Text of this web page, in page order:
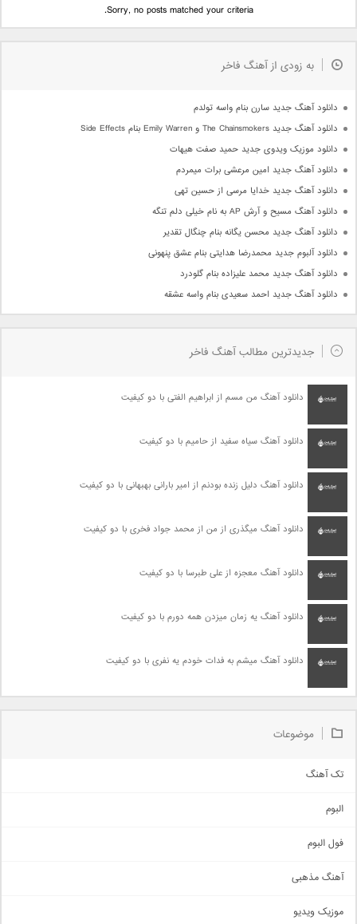
Sorry, no posts matched your criteria.
به زودی از آهنگ فاخر
دانلود آهنگ جدید سارن بنام واسه تولدم
دانلود آهنگ جدید The Chainsmokers و Emily Warren بنام Side Effects
دانلود موزیک ویدوی جدید حمید صفت هیهات
دانلود آهنگ جدید امین مرعشی برات میمردم
دانلود آهنگ جدید خدایا مرسی از حسین تهی
دانلود آهنگ مسیح و آرش AP به نام خیلی دلم تنگه
دانلود آهنگ جدید محسن یگانه بنام چنگال تقدیر
دانلود آلبوم جدید محمدرضا هدایتی بنام عشق پنهونی
دانلود آهنگ جدید محمد علیزاده بنام گلودرد
دانلود آهنگ جدید احمد سعیدی بنام واسه عشقه
جدیدترین مطالب آهنگ فاخر
دانلود آهنگ من مسم از ابراهیم الفتی با دو کیفیت
دانلود آهنگ سیاه سفید از حامیم با دو کیفیت
دانلود آهنگ دلیل زنده بودنم از امیر بارانی بهبهانی با دو کیفیت
دانلود آهنگ میگذری از من از محمد جواد فخری با دو کیفیت
دانلود آهنگ معجزه از علی طبرسا با دو کیفیت
دانلود آهنگ یه زمان میزدن همه دورم با دو کیفیت
دانلود آهنگ میشم به فدات خودم یه نفری با دو کیفیت
موضوعات
تک آهنگ
اجتماعی
حماسی
البوم
فول البوم
آهنگ مذهبی
موزیک ویدیو